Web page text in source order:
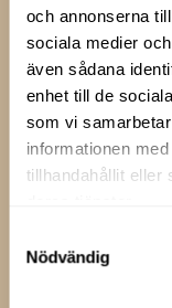
och annonserna
sociala medier
även sådana
enhet till de
som vi
informationen
tillhandahållit eller
Nödvändig
Dan
VD
Chef